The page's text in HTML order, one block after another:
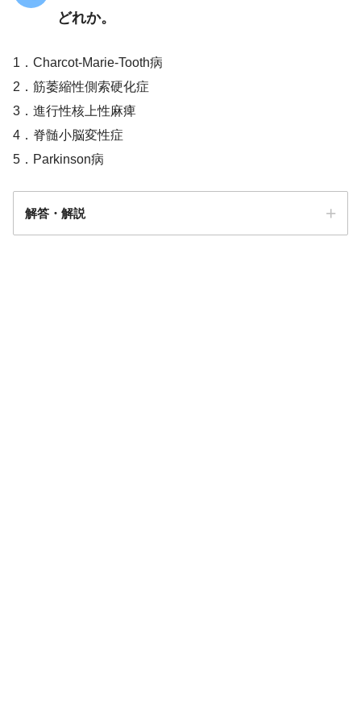
どれか。
1．Charcot-Marie-Tooth病
2．筋萎縮性側索硬化症
3．進行性核上性麻痺
4．脊髄小脳変性症
5．Parkinson病
解答・解説